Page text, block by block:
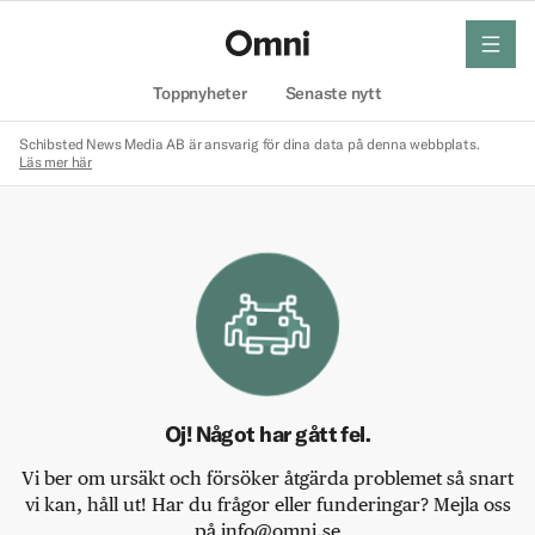
Toppnyheter Senaste nytt
meny
Schibsted News Media AB är ansvarig för dina data på denna webbplats.
Läs mer här
Oj! Något har gått fel.
Vi ber om ursäkt och försöker åtgärda problemet så snart
vi kan, håll ut! Har du frågor eller funderingar? Mejla oss